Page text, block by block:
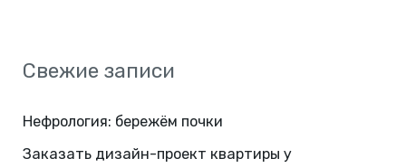
Свежие записи
Нефрология: бережём почки
Заказать дизайн-проект квартиры у